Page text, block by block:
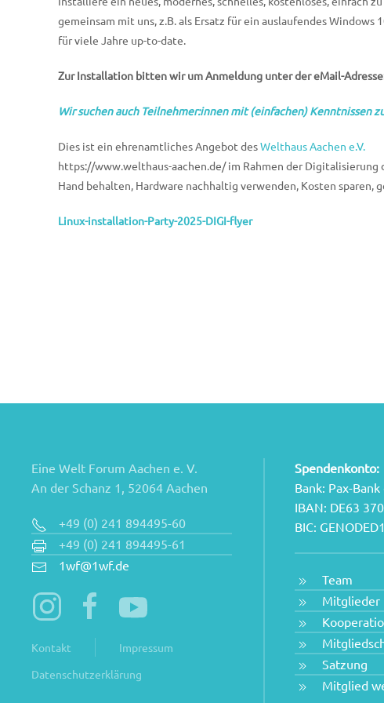
gemeinsam mit uns, z.B. als Ersatz für ein auslaufendes
für viele Jahre up-to-date.
Zur Installation bitten wir um Anmeldung unter der eMail-
Wir suchen auch Teilnehmer:innen mit (einfachen) Kenntnissen
Dies ist ein ehrenamtliches Angebot desWelthaus Aachen e.V.
https://www.welthaus-aachen.de/ im Rahmen der
Hand behalten, Hardware nachhaltig verwenden, Kosten sparen,
Linux-installation-Party-2025-DIGI-flyer
Eine Welt Forum Aachen e. V.
An der Schanz 1, 52064 Aachen
+49 (0) 241 894495-60
+49 (0) 241 894495-61
1wf@1wf.de
Kontakt
Impressum
Datenschutzerklärung
Spendenkonto:
Bank: Pax-Bank
IBAN: DE63
BIC:
Team
Mitglieder
Satzung
Mitglied